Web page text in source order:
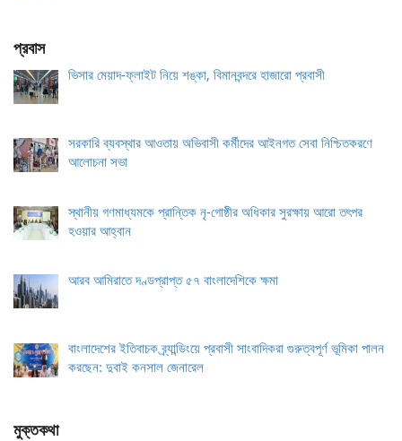
প্রবাস
ভিসার মেয়াদ-ফ্লাইট নিয়ে শঙ্কা, বিমানবন্দরে হাজারো প্রবাসী
সরকারি ব্যবস্থার আওতায় অভিবাসী কর্মীদের আইনগত সেবা নিশ্চিতকরণে
আলোচনা সভা
স্থানীয় গণমাধ্যমকে প্রান্তিক নৃ-গোষ্ঠীর অধিকার সুরক্ষায় আরো তৎপর
হওয়ার আহ্বান
আরব আমিরাতে দণ্ডপ্রাপ্ত ৫৭ বাংলাদেশিকে ক্ষমা
বাংলাদেশের ইতিবাচক ব্র্যান্ডিংয়ে প্রবাসী সাংবাদিকরা গুরুত্বপূর্ণ ভূমিকা পালন
করছেন: দুবাই কনসাল জেনারেল
মুক্তকথা